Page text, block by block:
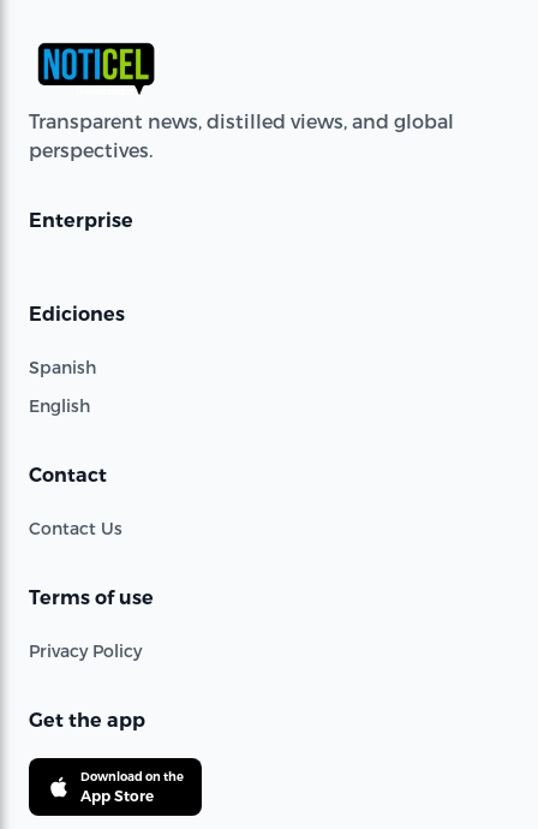
Transparent news, distilled views, and global
perspectives.
Enterprise
Ediciones
Spanish
English
Contact
Contact Us
Terms of use
Privacy Policy
Get the app
Download on the
App Store